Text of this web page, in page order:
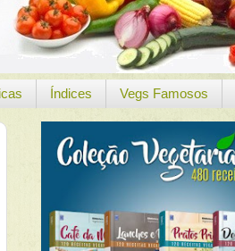
Índices Vegs Famosos